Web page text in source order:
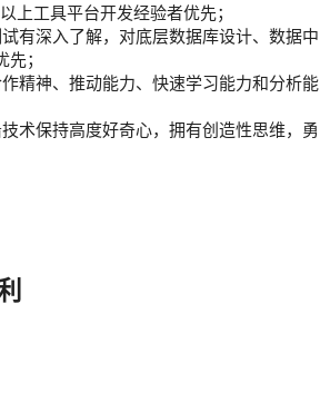
上工具平台开发经验者优先；
有深入了解，对底层数据库设计、数据中
；
精神、推动能力、快速学习能力和分析能
术保持高度好奇心，拥有创造性思维，勇